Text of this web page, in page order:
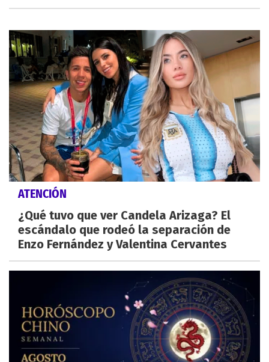
ATENCIÓN
¿Qué tuvo que ver Candela Arizaga? El
escándalo que rodeó la separación de
Enzo Fernández y Valentina Cervantes